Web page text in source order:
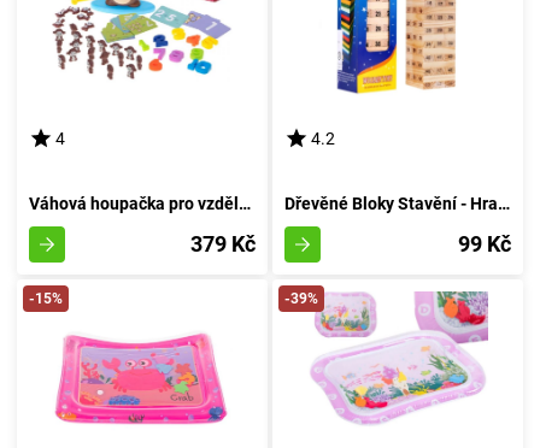
4
Váhová houpačka pro vzdělávání opic
379 Kč
4.2
Dřevěné Bloky Stavění - Hra Stavění z Dřeva
99 Kč
-15% -39%